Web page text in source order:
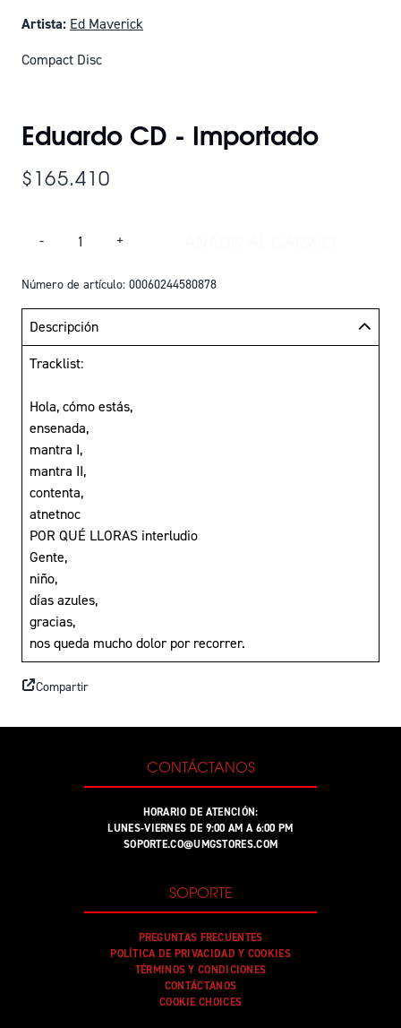
Artista: Ed Maverick
Compact Disc
Eduardo CD - Importado
$165.410
- +
Número de artículo: 00060244580878
Descripción
Tracklist:
Hola, cómo estás,
ensenada,
mantra I,
mantra II,
contenta,
atnetnoc
POR QUÉ LLORAS interludio
Gente,
niño,
días azules,
gracias,
nos queda mucho dolor por recorrer.
Compartir
CONTÁCTANOS
HORARIO DE ATENCIÓN:
LUNES-VIERNES DE 9:00 AM A 6:00 PM
SOPORTE.CO@UMGSTORES.COM
SOPORTE
PREGUNTAS FRECUENTES
POLÍTICA DE PRIVACIDAD Y COOKIES
TÉRMINOS Y CONDICIONES
CONTÁCTANOS
COOKIE CHOICES